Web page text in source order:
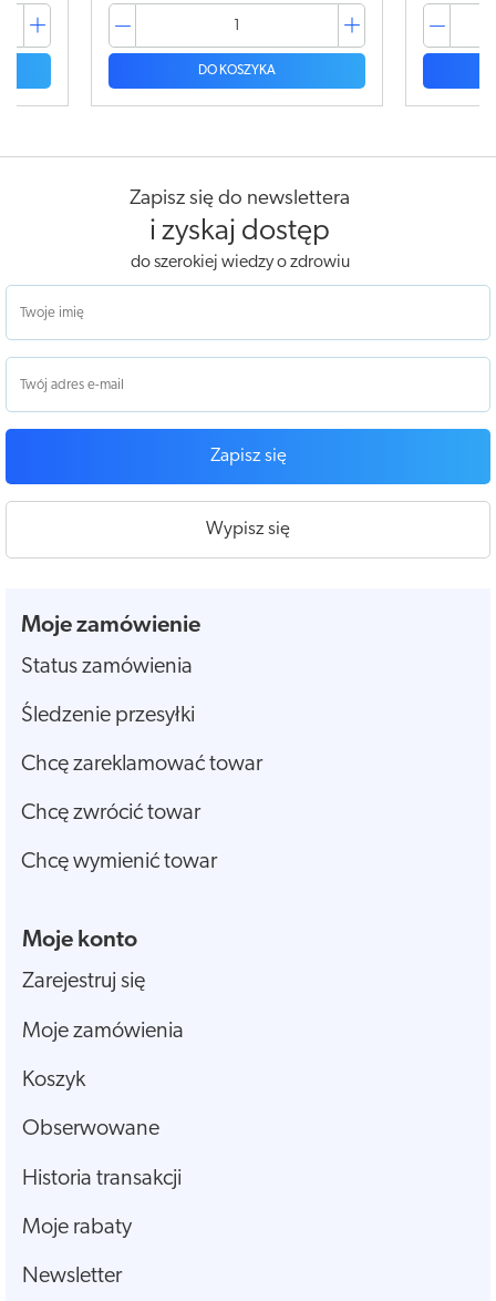
DO KOSZYKA
Zapisz się do newslettera
i zyskaj dostęp
do szerokiej wiedzy o zdrowiu
Zapisz się
Wypisz się
Moje zamówienie
Status zamówienia
Śledzenie przesyłki
Chcę zareklamować towar
Chcę zwrócić towar
Chcę wymienić towar
Moje konto
Zarejestruj się
Moje zamówienia
Koszyk
Obserwowane
Historia transakcji
Moje rabaty
Newsletter